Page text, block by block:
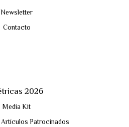
Newsletter
Contacto
2026
Media Kit
Artículos Patrocinados